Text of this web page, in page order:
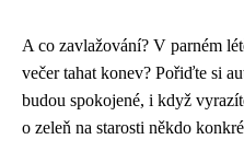
A co zavlažování? V parném
večer tahat konev? Pořiďte si
budou spokojené, i když
o zeleň na starosti někdo